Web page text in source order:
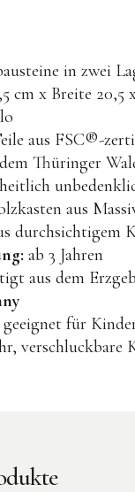
Bücher
Kuscheltiere
Lernspiele
Holzspielzeug
GRIMM’S
aus dem
Holzspielzeuge
WOODEN STORY
GRAPAT
RADUGA GREZ
MOOD
in zwei
cm x Breite 20,5
aus FSC®-
Thüringer
aus
durchsichtigem
ab 3 Jahren
aus dem
für
verschluckbare